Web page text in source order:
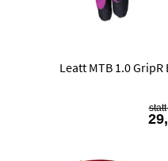
Leatt MTB 1.0